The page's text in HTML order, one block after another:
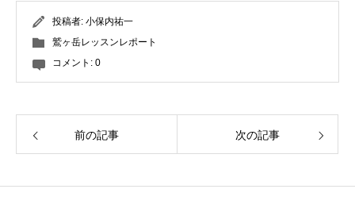
投稿者: 小保内祐一
鷲ヶ岳レッスンレポート
コメント: 0
前の記事 次の記事